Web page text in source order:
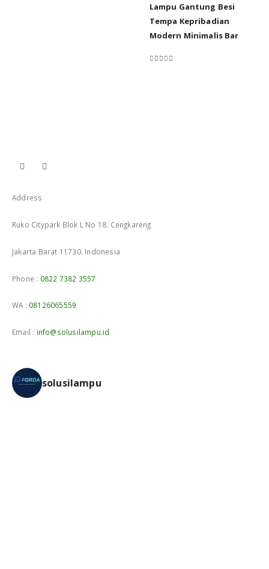
Lampu Gantung Besi
Tempa Kepribadian
Modern Minimalis Bar
Address
Ruko Citypark Blok L No 18. Cengkareng
Jakarta Barat 11730. Indonesia
Phone : 0822 7382 3557
WA : 08126065559
Email : info@solusilampu.id
solusilampu